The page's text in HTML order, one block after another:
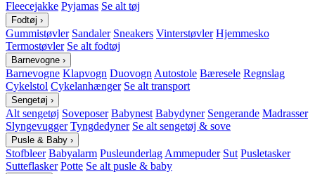
Fleecejakke Pyjamas Se alt tøj
Fodtøj ›
Gummistøvler Sandaler Sneakers Vinterstøvler Hjemmesko
Termostøvler Se alt fodtøj
Barnevogne ›
Barnevogne Klapvogn Duovogn Autostole Bæresele Regnslag
Cykelstol Cykelanhænger Se alt transport
Sengetøj ›
Alt sengetøj Soveposer Babynest Babydyner Sengerande Madrasser
Slyngevugger Tyngdedyner Se alt sengetøj & sove
Pusle & Baby ›
Stofbleer Babyalarm Pusleunderlag Ammepuder Sut Pusletasker
Sutteflasker Potte Se alt pusle & baby